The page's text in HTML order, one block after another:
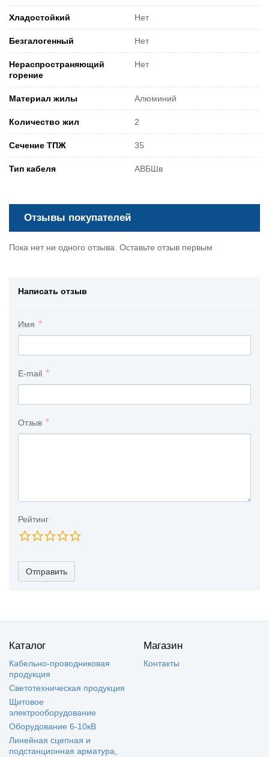
Хладостойкий Нет
Безгалогенный Нет
Нераспространяющий
горение
Нет
Материал жилы Алюминий
Количество жил 2
Сечение ТПЖ 35
Тип кабеля АВБШв
Отзывы покупателей
Пока нет ни одного отзыва. Оставьте отзыв первым
Написать отзыв
Имя
E-mail
Отзыв
Рейтинг
Отправить
Каталог
Кабельно-проводниковая
продукция
Светотехническая продукция
Щитовое
электрооборудование
Оборудование 6-10кВ
Линейная сцепная и
подстанционная арматура,
Магазин
Контакты